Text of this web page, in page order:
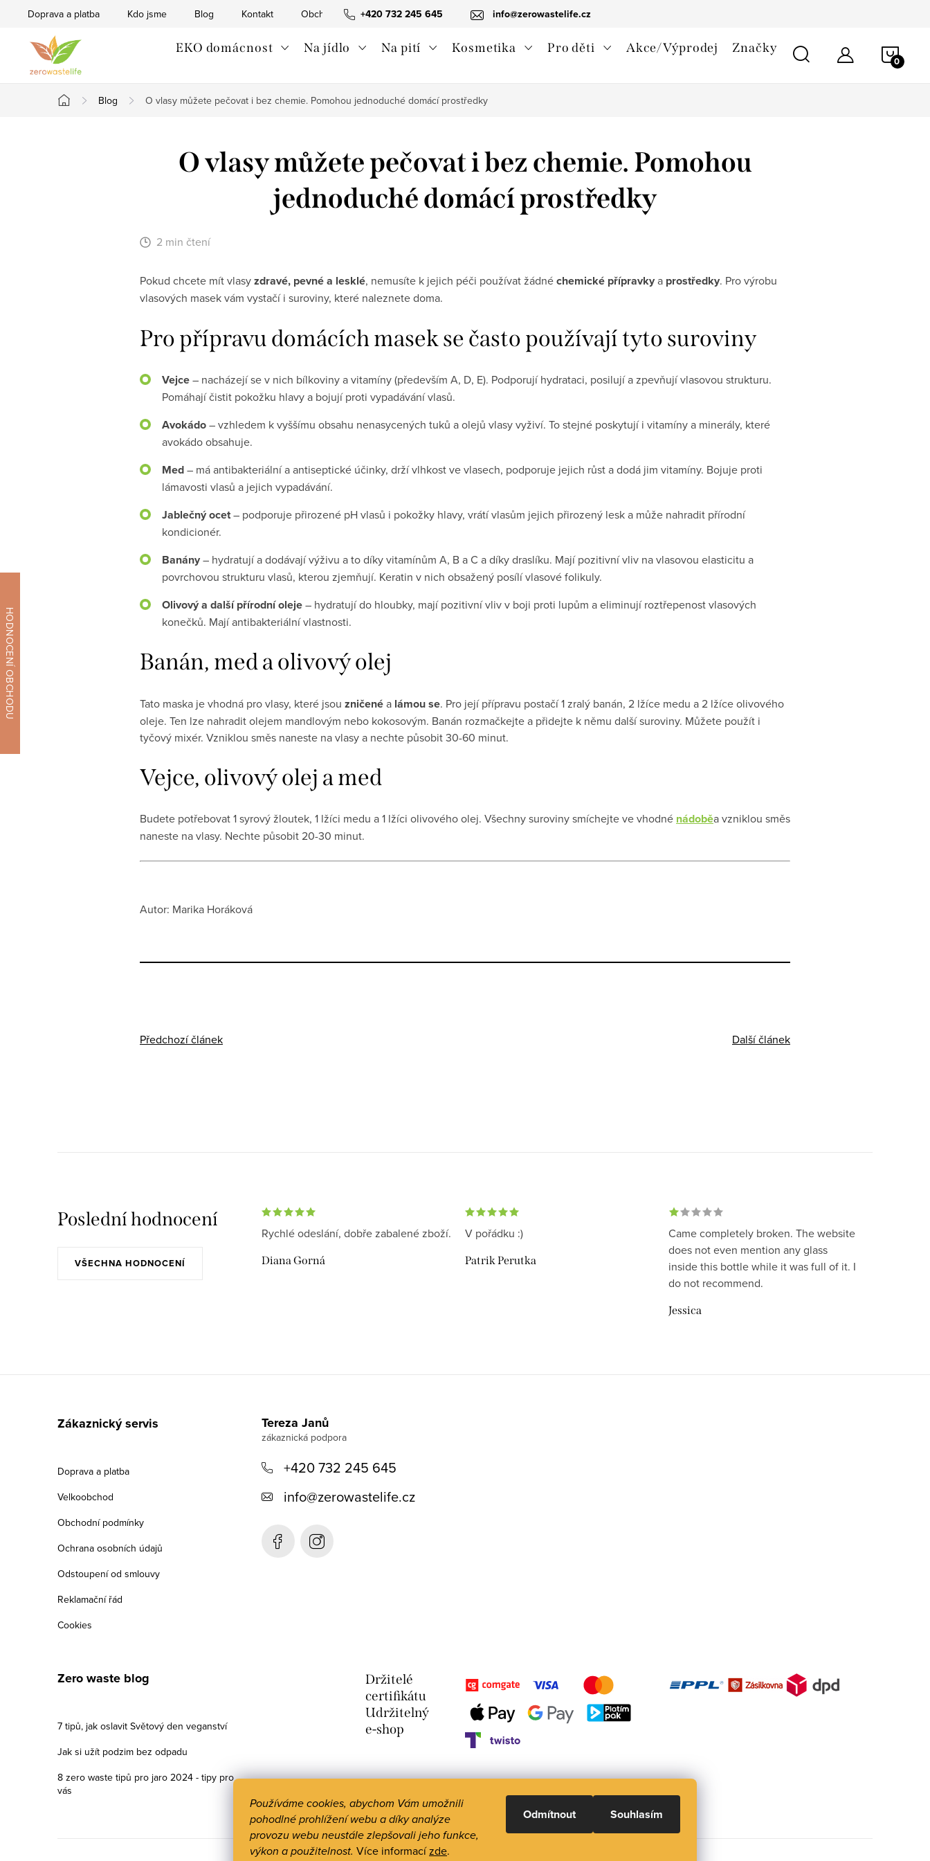
Používáme cookies, abychom Vám umožnili
pohodlné prohlížení webu a díky analýze
provozu webu neustále zlepšovali jeho funkce,
výkon a použitelnost. Více informacízde.
Odmítnout Souhlasím
+420 732 245 645 info@zerowastelife.cz
Doprava a platba Kdo jsme Blog Kontakt Obchodní podmínky Ochrana osobních údajů Odstoupení od smlouvy
EKO domácnost Na jídlo Na pití Kosmetika Pro děti Akce/Výprodej Značky
Domů
Blog O vlasy můžete pečovat i bez chemie. Pomohou jednoduché domácí prostředky
O vlasy můžete pečovat i bez chemie. Pomohou
jednoduché domácí prostředky
2 min čtení
Pokud chcete mít vlasyzdravé, pevné a lesklé, nemusíte k jejich péči používat žádnéchemické přípravkya prostředky. Pro výrobu
vlasových masek vám vystačí i suroviny, které naleznete doma.
Pro přípravu domácích masek se často používají tyto suroviny
Vejce– nacházejí se v nich bílkoviny a vitamíny (především A, D, E). Podporují hydrataci, posilují a zpevňují vlasovou strukturu.
Pomáhají čistit pokožku hlavy a bojují proti vypadávání vlasů.
Avokádo– vzhledem k vyššímu obsahu nenasycených tuků a olejů vlasy vyživí. To stejné poskytují i vitamíny a minerály, které
avokádo obsahuje.
Med– má antibakteriální a antiseptické účinky, drží vlhkost ve vlasech, podporuje jejich růst a dodá jim vitamíny. Bojuje proti
lámavosti vlasů a jejich vypadávání.
Jablečný ocet– podporuje přirozené pH vlasů i pokožky hlavy, vrátí vlasům jejich přirozený lesk a může nahradit přírodní
kondicionér.
Banány– hydratují a dodávají výživu a to díky vitamínům A, B a C a díky draslíku. Mají pozitivní vliv na vlasovou elasticitu a
povrchovou strukturu vlasů, kterou zjemňují. Keratin v nich obsažený posílí vlasové folikuly.
Olivový a další přírodní oleje– hydratují do hloubky, mají pozitivní vliv v boji proti lupům a eliminují roztřepenost vlasových
konečků. Mají antibakteriální vlastnosti.
Banán, med a olivový olej
Tato maska je vhodná pro vlasy, které jsou zničenéa lámou se. Pro její přípravu postačí 1 zralý banán, 2 lžíce medu a 2 lžíce olivového
oleje. Ten lze nahradit olejem mandlovým nebo kokosovým. Banán rozmačkejte a přidejte k němu další suroviny. Můžete použít i
tyčový mixér. Vzniklou směs naneste na vlasy a nechte působit 30-60 minut.
Vejce, olivový olej a med
Budete potřebovat 1 syrový žloutek, 1 lžíci medu a 1 lžíci olivového olej. Všechny suroviny smíchejte ve vhodné nádoběa vzniklou směs
naneste na vlasy. Nechte působit 20-30 minut.
Autor: Marika Horáková
Předchozí článek Další článek
Poslední hodnocení
VŠECHNA HODNOCENÍ
Rychlé odeslání, dobře zabalené zboží.
Diana Gorná
V pořádku :)
Patrik Perutka
Came completely broken. The website
does not even mention any glass
inside this bottle while it was full of it. I
do not recommend.
Jessica
Zákaznický servis
Doprava a platba
Velkoobchod
Obchodní podmínky
Ochrana osobních údajů
Odstoupení od smlouvy
Reklamační řád
Cookies
Tereza Janů
+420 732 245 645
info@zerowastelife.cz
Zero waste blog
7 tipů, jak oslavit Světový den veganství
Jak si užít podzim bez odpadu
8 zero waste tipů pro jaro 2024 - tipy pro
vás
Držitelé
certifikátu
Udržitelný
e-shop